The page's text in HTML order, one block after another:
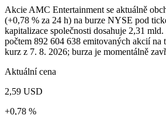
Akcie AMC Entertainment se aktuálně
(+0,78 % za 24 h) na burze NYSE pod
kapitalizace společnosti dosahuje 2,31
počtem 892 604 638 emitovaných akcií na
kurz z 7. 8. 2026; burza je momentálně
Aktuální cena
2,59 USD
+0,78 %